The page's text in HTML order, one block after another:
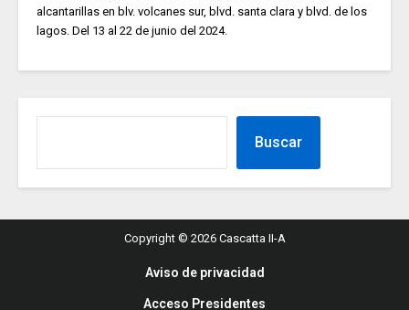
alcantarillas en blv. volcanes sur, blvd. santa clara y blvd. de los
lagos. Del 13 al 22 de junio del 2024.
Buscar
Copyright © 2026 Cascatta II-A
Aviso de privacidad
Acceso Presidentes